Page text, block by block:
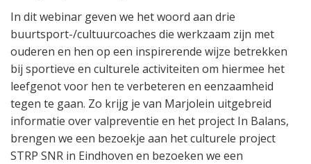
In dit webinar geven we het woord aan drie
buurtsport-/cultuurcoaches die werkzaam zijn met
ouderen en hen op een inspirerende wijze betrekken
bij sportieve en culturele activiteiten om hiermee het
leefgenot voor hen te verbeteren en eenzaamheid
tegen te gaan. Zo krijg je van Marjolein uitgebreid
informatie over valpreventie en het project In Balans,
brengen we een bezoekje aan het culturele project
STRP SNR in Eindhoven en bezoeken we een